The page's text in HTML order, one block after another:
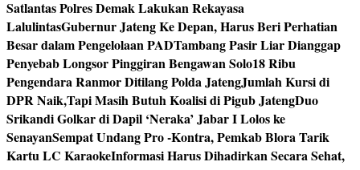
Satlantas Polres Demak Lakukan Rekayasa
LalulintasGubernur Jateng Ke Depan, Harus Beri Perhatian
Besar dalam Pengelolaan PADTambang Pasir Liar Dianggap
Penyebab Longsor Pinggiran Bengawan Solo18 Ribu
Pengendara Ranmor Ditilang Polda JatengJumlah Kursi di
DPR Naik,Tapi Masih Butuh Koalisi di Pigub JatengDuo
Srikandi Golkar di Dapil ‘Neraka’ Jabar I Lolos ke
SenayanSempat Undang Pro -Kontra, Pemkab Blora Tarik
Kartu LC KaraokeInformasi Harus Dihadirkan Secara Sehat,